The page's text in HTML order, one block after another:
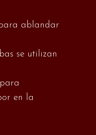
ablandar
se utilizan
en la